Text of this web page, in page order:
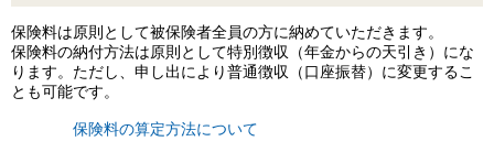
保険料は原則として被保険者全員の方に納めていただきます。
保険料の納付方法は原則として特別徴収（年金からの天引き）にな
ります。ただし、申し出により普通徴収（口座振替）に変更するこ
とも可能です。
保険料の算定方法について